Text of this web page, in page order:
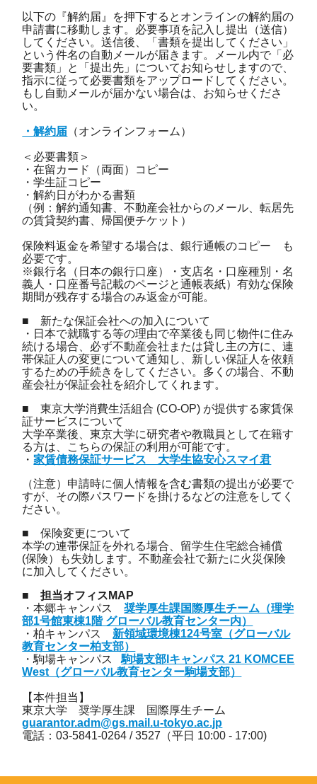
以下の『解約届』を押下するとオンラインの解約届の
申請書に移動します。必要事項を記入し提出（送信）
してください。送信後、「書類を提出してください」
という件名の自動メールが届きます。メール内で「必
要書類」と「提出先」についてお知らせしますので、
指示に従って必要書類をアップロードしてください。
もし自動メールが届かない場合は、お知らせくださ
い。
・解約届 （オンラインフォーム）
＜必要書類＞
・在留カード（両面）コピー
・学生証コピー
・解約日がわかる書類
（例：解約通知書、不動産会社からのメール、転居先
の賃貸契約書、帰国便チケット）
保険料返金を希望する場合は、銀行通帳のコピー も
必要です。
※銀行名（日本の銀行口座）・支店名・口座種別・名
義人・口座番号記載のページと通帳表紙）有効な保険
期間が残存する場合のみ返金が可能。
■ 新たな保証会社への加入について
・日本で就職する等の理由で卒業後も同じ物件に住み
続ける場合、必ず不動産会社または貸し主の方に、連
帯保証人の変更について通知し、新しい保証人を依頼
するための手続きをしてください。多くの場合、不動
産会社が保証会社を紹介してくれます。
■ 東京大学消費生活組合 (CO-OP) が提供する家賃保
証サービスについて
大学卒業後、東京大学に研究者や教職員として在籍す
る方は、こちらの保証の利用が可能です。
・家賃債務保証サービス 大学生協安心スマイ君
（注意）申請時に個人情報を含む書類の提出が必要で
すが、その際パスワードを掛けるなどの注意をしてく
ださい。
■ 保険変更について
本学の連帯保証を外れる場合、留学生住宅総合補償
(保険）も失効します。不動産会社で新たに火災保険
に加入してください。
■ 担当オフィスMAP
・本郷キャンパス奨学厚生課国際厚生チーム（理学
部1号館東棟1階 グローバル教育センター内）
・柏キャンパス新領域環境棟124号室（グローバル
教育センター柏支部）
・駒場キャンパス駒場支部Iキャンパス 21 KOMCEE
West（グローバル教育センター駒場支部）
【本件担当】
東京大学 奨学厚生課 国際厚生チーム
guarantor.adm@gs.mail.u-tokyo.ac.jp
電話：03-5841-0264 / 3527（平日 10:00 - 17:00)